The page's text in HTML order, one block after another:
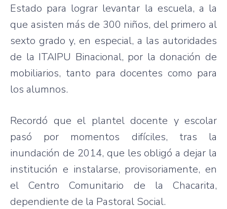
Estado para lograr levantar la escuela, a la
que asisten más de 300 niños, del primero al
sexto grado y, en especial, a las autoridades
de la ITAIPU Binacional, por la donación de
mobiliarios, tanto para docentes como para
los alumnos.
Recordó que el plantel docente y escolar
pasó por momentos difíciles, tras la
inundación de 2014, que les obligó a dejar la
institución e instalarse, provisoriamente, en
el Centro Comunitario de la Chacarita,
dependiente de la Pastoral Social.